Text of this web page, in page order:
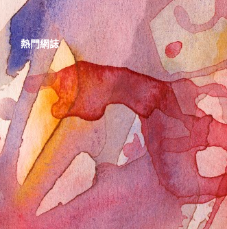
熱門網誌